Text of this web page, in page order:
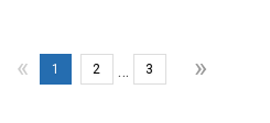
« 1 2 … 3 »